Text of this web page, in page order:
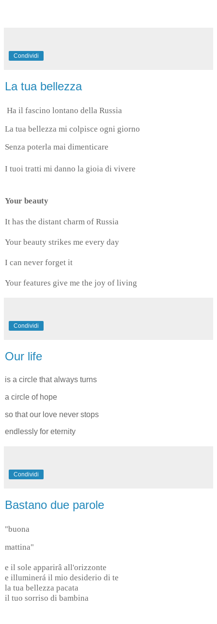
Condividi
La tua bellezza
Ha il fascino lontano della Russia
La tua bellezza mi colpisce ogni giorno
Senza poterla mai dimenticare
I tuoi tratti mi danno la gioia di vivere
Your beauty
It has the distant charm of Russia
Your beauty strikes me every day
I can never forget it
Your features give me the joy of living
Condividi
Our life
is a circle that always turns
a circle of hope
so that our love never stops
endlessly for eternity
Condividi
Bastano due parole
"buona
mattina"
e il sole apparirâ all'orizzonte
e illuminerá il mio desiderio di te
la tua bellezza pacata
il tuo sorriso di bambina